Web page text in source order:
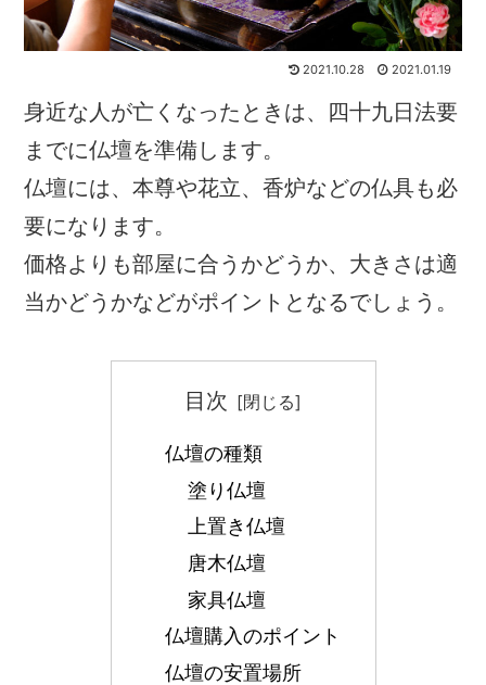
2021.10.28 2021.01.19
身近な人が亡くなったときは、四十九日法要
までに仏壇を準備します。
仏壇には、本尊や花立、香炉などの仏具も必
要になります。
価格よりも部屋に合うかどうか、大きさは適
当かどうかなどがポイントとなるでしょう。
目次
仏壇の種類
塗り仏壇
上置き仏壇
唐木仏壇
家具仏壇
仏壇購入のポイント
仏壇の安置場所